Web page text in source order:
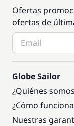
Ofertas
ofertas de
Globe Sailor
¿Quiénes
¿Cómo
Nuestras